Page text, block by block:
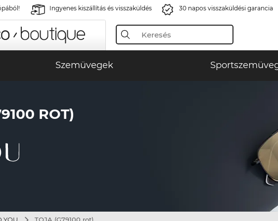
Ingyenes kiszállítás és visszaküldés 30 napos visszaküldési garancia
Szemüvegek
ROT)